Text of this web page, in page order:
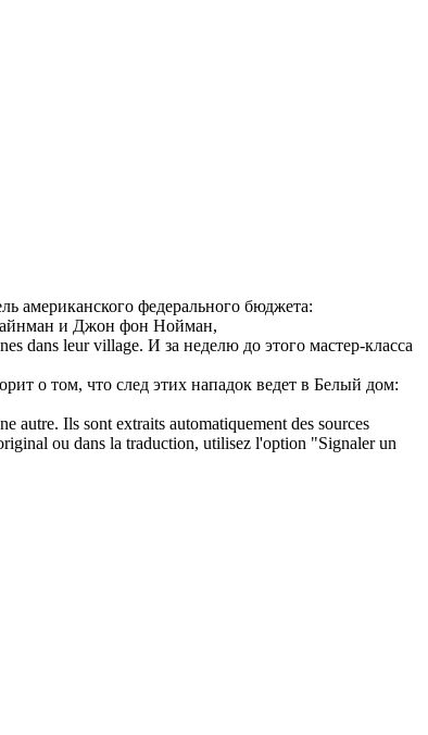
американского федерального бюджета:
и Джон фон Нойман,
dans leur village. И за неделю до этого мастер-класса
о том, что след этих нападок ведет в Белый дом:
autre. Ils sont extraits automatiquement des sources
ou dans la traduction, utilisez l'option "Signaler un